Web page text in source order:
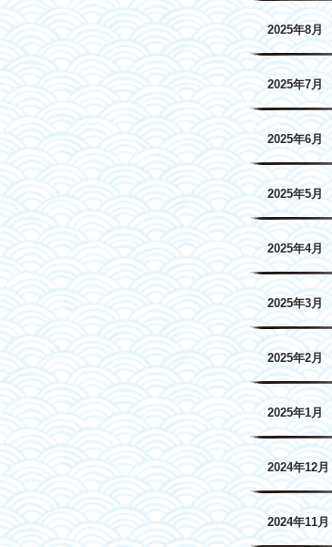
2025年8月
2025年7月
2025年6月
2025年5月
2025年4月
2025年3月
2025年2月
2025年1月
2024年12月
2024年11月